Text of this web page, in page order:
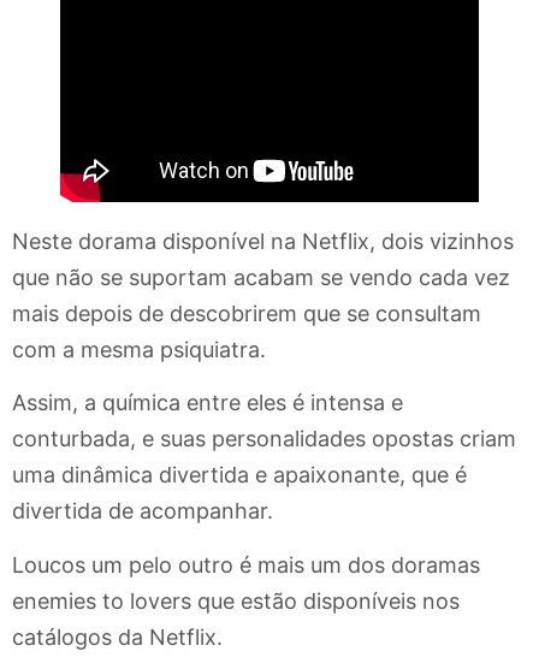
Neste dorama disponível na Netflix, dois vizinhos
que não se suportam acabam se vendo cada vez
mais depois de descobrirem que se consultam
com a mesma psiquiatra.
Assim, a química entre eles é intensa e
conturbada, e suas personalidades opostas criam
uma dinâmica divertida e apaixonante, que é
divertida de acompanhar.
Loucos um pelo outro é mais um dos doramas
enemies to lovers que estão disponíveis nos
catálogos da Netflix.